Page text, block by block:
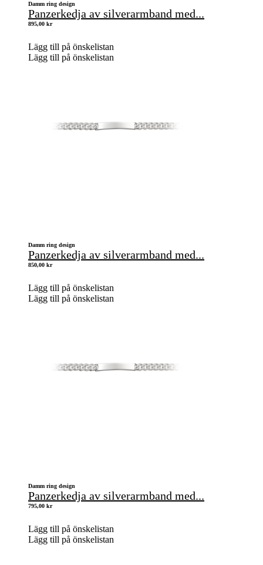
Damm ring design
Panzerkedja av silverarmband med...
895,00 kr
Lägg till på önskelistan
Lägg till på önskelistan
Damm ring design
Panzerkedja av silverarmband med...
850,00 kr
Lägg till på önskelistan
Lägg till på önskelistan
Damm ring design
Panzerkedja av silverarmband med...
795,00 kr
Lägg till på önskelistan
Lägg till på önskelistan